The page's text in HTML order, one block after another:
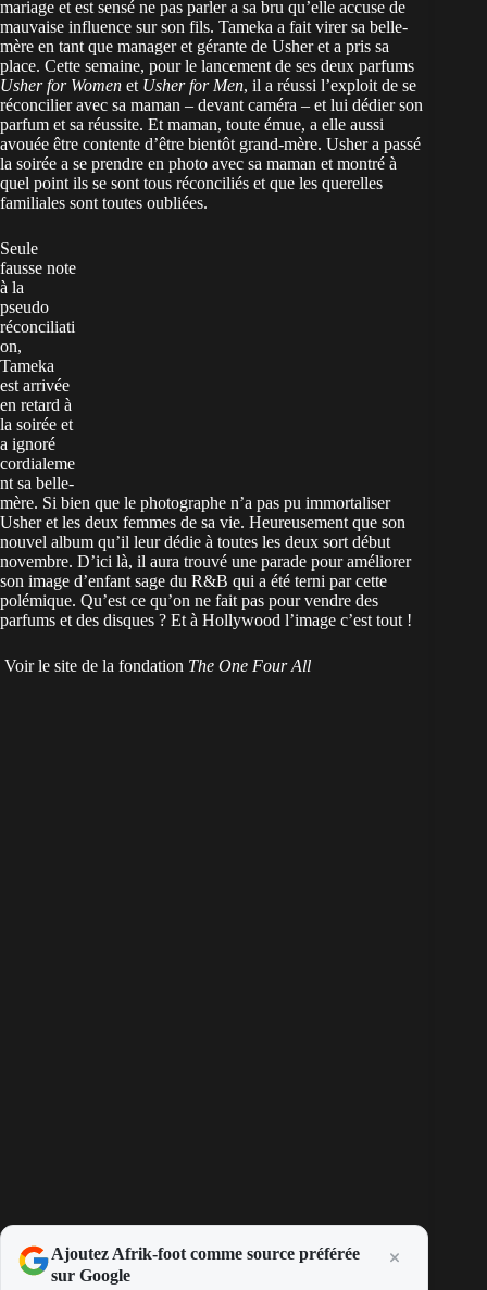
mariage et est sensé ne pas parler a sa bru qu’elle accuse de
mauvaise influence sur son fils. Tameka a fait virer sa belle-
mère en tant que manager et gérante de Usher et a pris sa
place. Cette semaine, pour le lancement de ses deux parfums
Usher for Women et Usher for Men, il a réussi l’exploit de se
réconcilier avec sa maman – devant caméra – et lui dédier son
parfum et sa réussite. Et maman, toute émue, a elle aussi
avouée être contente d’être bientôt grand-mère. Usher a passé
la soirée a se prendre en photo avec sa maman et montré à
quel point ils se sont tous réconciliés et que les querelles
familiales sont toutes oubliées.
Seule
fausse note
à la
pseudo
réconciliati
on,
Tameka
est arrivée
en retard à
la soirée et
a ignoré
cordialeme
nt sa belle-
mère. Si bien que le photographe n’a pas pu immortaliser
Usher et les deux femmes de sa vie. Heureusement que son
nouvel album qu’il leur dédie à toutes les deux sort début
novembre. D’ici là, il aura trouvé une parade pour améliorer
son image d’enfant sage du R&B qui a été terni par cette
polémique. Qu’est ce qu’on ne fait pas pour vendre des
parfums et des disques ? Et à Hollywood l’image c’est tout !
Voir le site de la fondation The One Four All
Ajoutez Afrik-foot comme source préférée
sur Google